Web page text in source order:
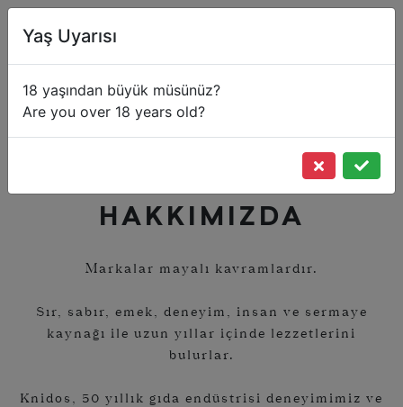
HAKKIMIZDA
Markalar mayalı kavramlardır.
Sır, sabır, emek, deneyim, insan ve sermaye
kaynağı ile uzun yıllar içinde lezzetlerini
bulurlar.
Knidos, 50 yıllık gıda endüstrisi deneyimimiz ve
Yaş Uyarısı
18 yaşından büyük müsünüz?
Are you over 18 years old?